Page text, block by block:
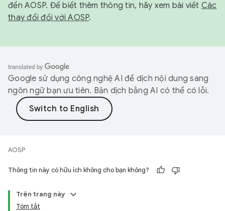
đến AOSP. Để biết thêm thông tin, hãy xem bài viết Các
thay đổi đối với AOSP.
Google sử dụng công nghệ AI để dịch nội dung sang
ngôn ngữ bạn ưu tiên. Bản dịch bằng AI có thể có lỗi.
AOSP
Thông tin này có hữu ích không cho bạn không?
Trên trang này
Tóm tắt